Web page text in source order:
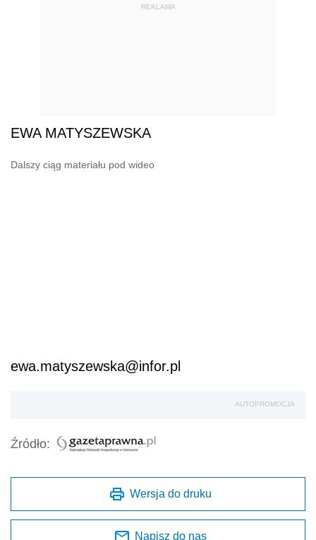
REKLAMA
EWA MATYSZEWSKA
Dalszy ciąg materiału pod wideo
ewa.matyszewska@infor.pl
AUTOPROMOCJA
Źródło:
Wersja do druku
Napisz do nas